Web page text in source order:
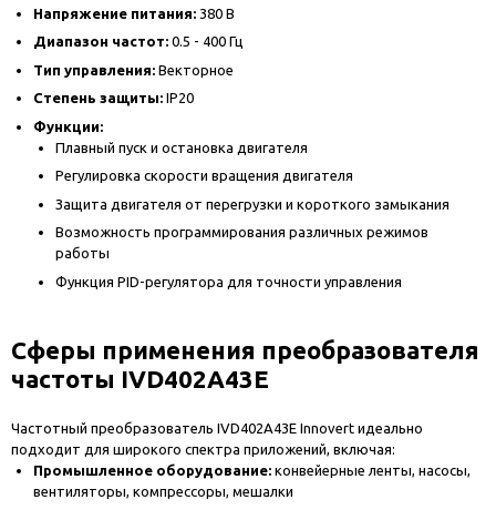
Напряжение питания: 380 В
Диапазон частот: 0.5 - 400 Гц
Тип управления: Векторное
Степень защиты: IP20
Функции:
Плавный пуск и остановка двигателя
Регулировка скорости вращения двигателя
Защита двигателя от перегрузки и короткого замыкания
Возможность программирования различных режимов
работы
Функция PID-регулятора для точности управления
Сферы применения преобразователя
частоты IVD402A43E
Частотный преобразователь IVD402A43E Innovert идеально
подходит для широкого спектра приложений, включая:
Промышленное оборудование: конвейерные ленты, насосы,
вентиляторы, компрессоры, мешалки